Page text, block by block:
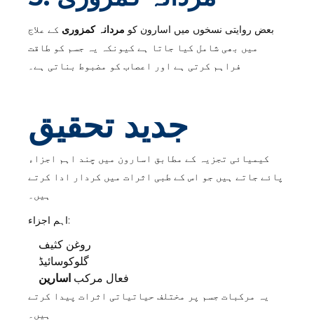
بعض روایتی نسخوں میں اسارون کو مردانہ کمزوری کے علاج
میں بھی شامل کیا جاتا ہے کیونکہ یہ جسم کو طاقت
فراہم کرتی ہے اور اعصاب کو مضبوط بناتی ہے۔
جدید تحقیق
کیمیائی تجزیہ کے مطابق اسارون میں چند اہم اجزاء
پائے جاتے ہیں جو اس کے طبی اثرات میں کردار ادا کرتے
ہیں۔
اہم اجزاء:
روغن کثیف
گلوکوسائیڈ
فعال مرکب اسارین
یہ مرکبات جسم پر مختلف حیاتیاتی اثرات پیدا کرتے
ہیں۔